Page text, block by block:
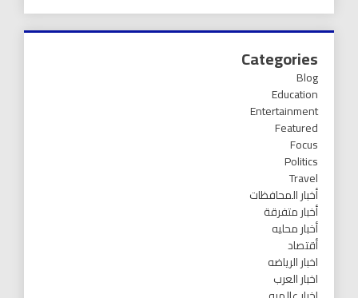
Categories
Blog
Education
Entertainment
Featured
Focus
Politics
Travel
أخبار المحافظات
أخبار متفرقة
أخبار محليه
أقتصاد
اخبار الرياضه
اخبار العرب